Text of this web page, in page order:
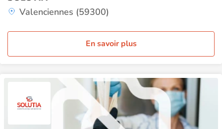
Valenciennes (59300)
En savoir plus